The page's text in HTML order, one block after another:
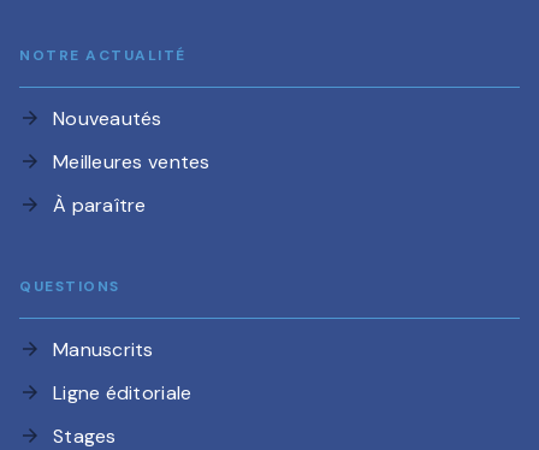
NOTRE ACTUALITÉ
arrow_forward Nouveautés
arrow_forward Meilleures ventes
arrow_forward À paraître
QUESTIONS
arrow_forward Manuscrits
arrow_forward Ligne éditoriale
arrow_forward Stages